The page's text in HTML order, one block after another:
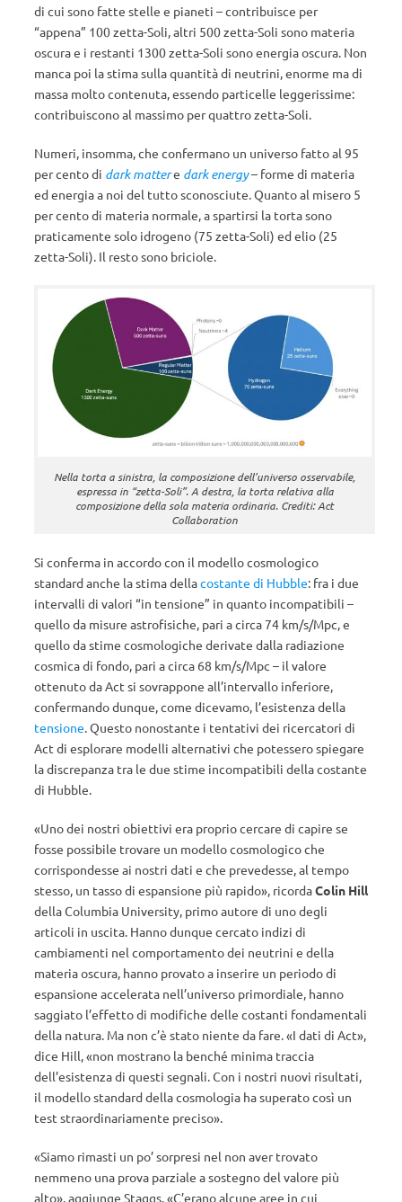
di cui sono fatte stelle e pianeti – contribuisce per
“appena” 100 zetta-Soli, altri 500 zetta-Soli sono materia
oscura e i restanti 1300 zetta-Soli sono energia oscura. Non
manca poi la stima sulla quantità di neutrini, enorme ma di
massa molto contenuta, essendo particelle leggerissime:
contribuiscono al massimo per quattro zetta-Soli.
Numeri, insomma, che confermano un universo fatto al 95
per cento di dark mattere dark energy– forme di materia
ed energia a noi del tutto sconosciute. Quanto al misero 5
per cento di materia normale, a spartirsi la torta sono
praticamente solo idrogeno (75 zetta-Soli) ed elio (25
zetta-Soli). Il resto sono briciole.
Nella torta a sinistra, la composizione dell’universo osservabile,
espressa in “zetta-Soli”. A destra, la torta relativa alla
composizione della sola materia ordinaria. Crediti: Act
Collaboration
Si conferma in accordo con il modello cosmologico
standard anche la stima dellacostante di Hubble: fra i due
intervalli di valori “in tensione” in quanto incompatibili –
quello da misure astrofisiche, pari a circa 74 km/s/Mpc, e
quello da stime cosmologiche derivate dalla radiazione
cosmica di fondo, pari a circa 68 km/s/Mpc – il valore
ottenuto da Act si sovrappone all’intervallo inferiore,
confermando dunque, come dicevamo, l’esistenza della
tensione. Questo nonostante i tentativi dei ricercatori di
Act di esplorare modelli alternativi che potessero spiegare
la discrepanza tra le due stime incompatibili della costante
di Hubble.
«Uno dei nostri obiettivi era proprio cercare di capire se
fosse possibile trovare un modello cosmologico che
corrispondesse ai nostri dati e che prevedesse, al tempo
stesso, un tasso di espansione più rapido», ricordaColin Hill
della Columbia University, primo autore di uno degli
articoli in uscita. Hanno dunque cercato indizi di
cambiamenti nel comportamento dei neutrini e della
materia oscura, hanno provato a inserire un periodo di
espansione accelerata nell’universo primordiale, hanno
saggiato l’effetto di modifiche delle costanti fondamentali
della natura. Ma non c’è stato niente da fare. «I dati di Act»,
dice Hill, «non mostrano la benché minima traccia
dell’esistenza di questi segnali. Con i nostri nuovi risultati,
il modello standard della cosmologia ha superato così un
test straordinariamente preciso».
«Siamo rimasti un po’ sorpresi nel non aver trovato
nemmeno una prova parziale a sostegno del valore più
alto», aggiunge Staggs. «C’erano alcune aree in cui